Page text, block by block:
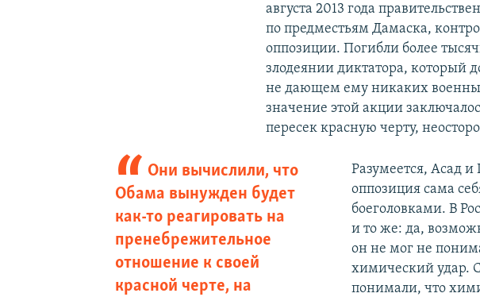
августа 2013 года
по предместьям Дамаска,
оппозиции. Погибли более
злодеянии диктатора, который
не дающем ему никаких
значение этой акции
пересек красную черту,
Они вычислили, что
Обама вынужден будет
как‑то реагировать на
пренебрежительное
отношение к своей
красной черте, на
Разумеется, Асад
оппозиция сама
боеголовками. В
и то же: да,
он не мог не
химический удар.
понимали, что